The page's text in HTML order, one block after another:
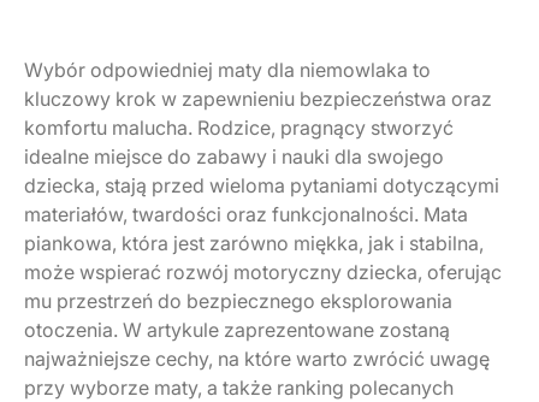
Wybór odpowiedniej maty dla niemowlaka to
kluczowy krok w zapewnieniu bezpieczeństwa oraz
komfortu malucha. Rodzice, pragnący stworzyć
idealne miejsce do zabawy i nauki dla swojego
dziecka, stają przed wieloma pytaniami dotyczącymi
materiałów, twardości oraz funkcjonalności. Mata
piankowa, która jest zarówno miękka, jak i stabilna,
może wspierać rozwój motoryczny dziecka, oferując
mu przestrzeń do bezpiecznego eksplorowania
otoczenia. W artykule zaprezentowane zostaną
najważniejsze cechy, na które warto zwrócić uwagę
przy wyborze maty, a także ranking polecanych